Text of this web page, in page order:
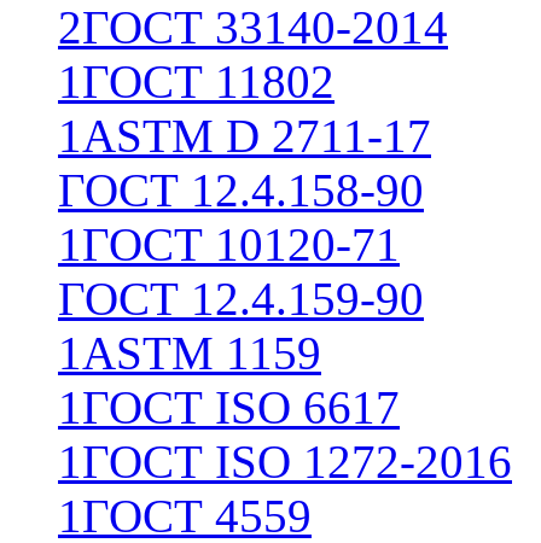
2ГОСТ 33140-2014
1ГОСТ 11802
1ASTM D 2711-17
ГОСТ 12.4.158-90
1ГОСТ 10120-71
ГОСТ 12.4.159-90
1ASTM 1159
1ГОСТ ISO 6617
1ГОСТ ISO 1272-2016
1ГОСТ 4559